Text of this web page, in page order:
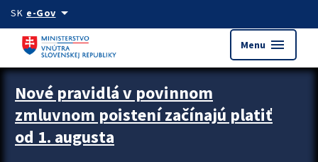
Preskocit na hlavný obsah
SK e-Govarrow_drop_down
Menu menu
Zastavit automatický posun upútavok
Nové pravidlá v povinnom
zmluvnom poistení začínajú platiť
od 1. augusta